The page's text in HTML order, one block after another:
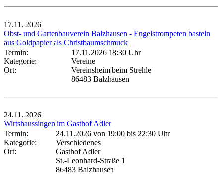
17.11. 2026
Obst- und Gartenbauverein Balzhausen - Engelstrompeten basteln
aus Goldpapier als Christbaumschmuck
Termin:
17.11.2026 18:30 Uhr
Kategorie:
Vereine
Ort:
Vereinsheim beim Strehle
86483 Balzhausen
24.11. 2026
Wirtshaussingen im Gasthof Adler
Termin:
24.11.2026 von 19:00 bis 22:30 Uhr
Kategorie:
Verschiedenes
Ort:
Gasthof Adler
St.-Leonhard-Straße 1
86483 Balzhausen